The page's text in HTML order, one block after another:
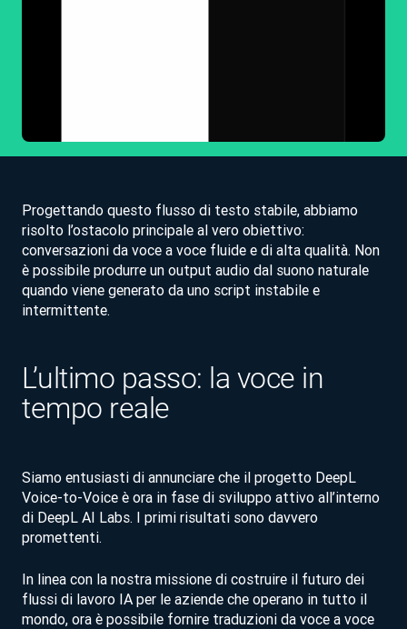
Progettando questo flusso di testo stabile, abbiamo
risolto l’ostacolo principale al vero obiettivo:
conversazioni da voce a voce fluide e di alta qualità. Non
è possibile produrre un output audio dal suono naturale
quando viene generato da uno script instabile e
intermittente.
L’ultimo passo: la voce in
tempo reale
Siamo entusiasti di annunciare che il progetto DeepL
Voice-to-Voice è ora in fase di sviluppo attivo all’interno
di DeepL AI Labs. I primi risultati sono davvero
promettenti.
In linea con la nostra missione di costruire il futuro dei
flussi di lavoro IA per le aziende che operano in tutto il
mondo, ora è possibile fornire traduzioni da voce a voce